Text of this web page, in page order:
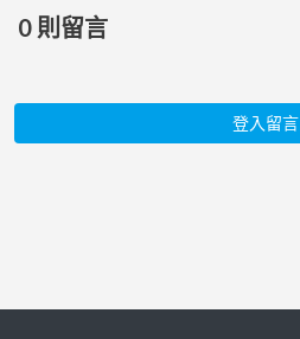
0 則留言
登入留言